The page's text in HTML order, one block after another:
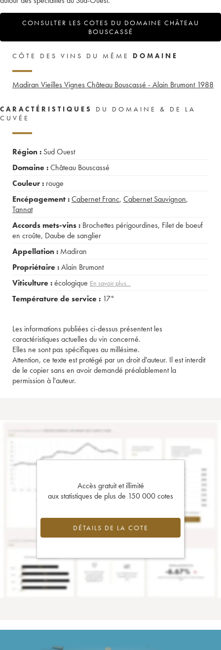
CONSULTER LES COTES DU DOMAINE CHÂTEAU
BOUSCASSÉ
CÔTE DES VINS DU MÊME DOMAINE
Madiran Vieilles Vignes Château Bouscassé - Alain Brumont 1988
CARACTÉRISTIQUES
DU DOMAINE & DE LA
CUVÉE
Région : Sud Ouest
Domaine :Château Bouscassé
Couleur : rouge
Encépagement :Cabernet Franc, Cabernet Sauvignon,
Tannat
Accords mets-vins : Brochettes périgourdines, Filet de boeuf
en croûte, Daube de sanglier
Appellation : Madiran
Propriétaire :Alain Brumont
Viticulture :écologique En savoir plus...
Température de service : 17°
Les informations publiées ci-dessus présentent les
caractéristiques actuelles du vin concerné.
Elles ne sont pas spécifiques au millésime.
Attention, ce texte est protégé par un droit d'auteur. Il est interdit
de le copier sans en avoir demandé préalablement la
permission à l'auteur.
Accès gratuit et illimité
aux statistiques de plus de 150 000 cotes
DÉTAILS DE LA COTE